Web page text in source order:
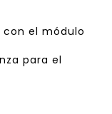
el módulo
para el